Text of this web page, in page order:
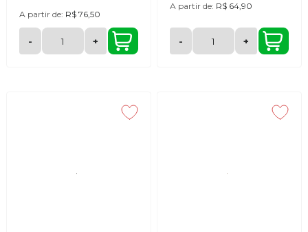
A partir de: R$ 76,50
- +
A partir de: R$ 64,90
- +